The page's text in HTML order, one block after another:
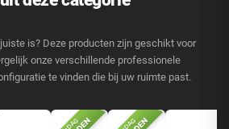
is? Deze producten zijn geschikt voor
onze verschillende professionele
te vinden die bij uw ruimte past.